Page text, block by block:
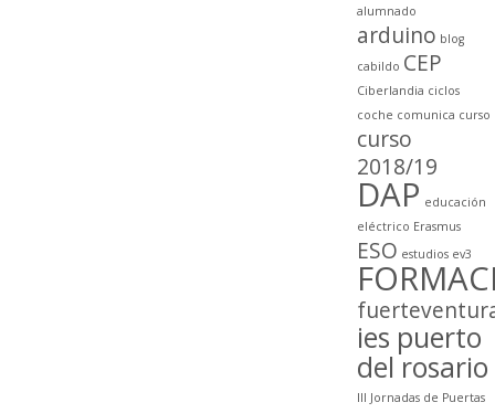
alumnado
arduino blog
cabildo CEP
Ciberlandia ciclos
coche comunica curso
curso
2018/19
DAP educación
eléctrico Erasmus
ESO estudios ev3
ies puerto
del rosario
III Jornadas de Puertas